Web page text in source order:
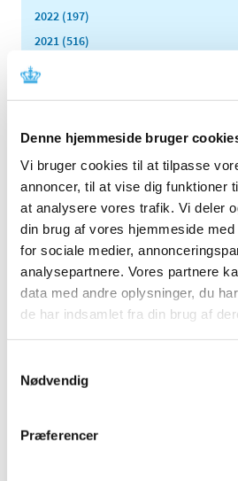
Denne hjemmeside bruger
Vi bruger cookies til at tilpasse
annoncer, til at vise dig funktioner
at analysere vores trafik. Vi deler
din brug af vores hjemmeside
for sociale medier,
analysepartnere. Vores partnere
data med andre oplysninger, du
de har indsamlet fra din brug af
Nødvendig
Præferencer
2022 (197)
2021 (516)
oktober (20)
september (20)
august (17)
juli (11)
juni (21)
maj (21)
april (24)
marts (42)
februar (12)
januar (18)
2018 (150)
2016 (167)